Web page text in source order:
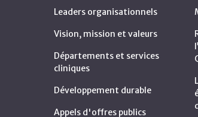
Leaders organisationnels
Vision, mission et valeurs
Départements et services
cliniques
Développement durable
Appels d'offres publics